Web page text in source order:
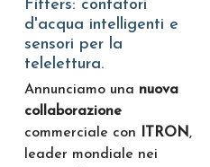
Fitters: contatori
d'acqua intelligenti e
sensori per la
telelettura.
Annunciamo una nuova
collaborazione
commerciale con ITRON,
leader mondiale nei